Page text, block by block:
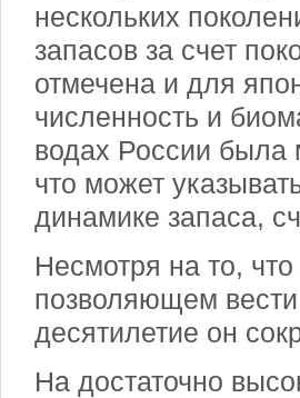
нескольких
запасов за счет
отмечена и для
численность и
водах России была
что может
динамике запаса,
Несмотря на то,
позволяющем
десятилетие он
На достаточно